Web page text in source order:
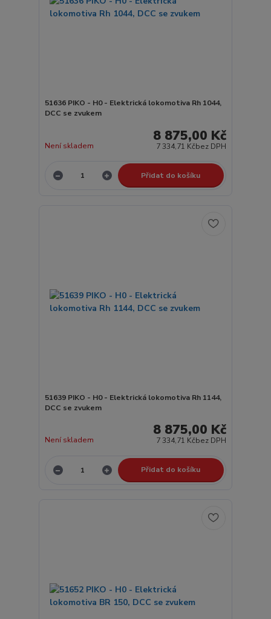
51636 PIKO - H0 - Elektrická lokomotiva Rh 1044,
DCC se zvukem
8 875,00 Kč
7 334,71 Kčbez DPH
Není skladem
Přidat do košíku
51639 PIKO - H0 - Elektrická lokomotiva Rh 1144,
DCC se zvukem
8 875,00 Kč
7 334,71 Kčbez DPH
Není skladem
Přidat do košíku